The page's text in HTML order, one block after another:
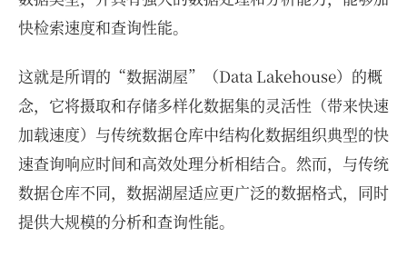
快检索速度和查询性能。
这就是所谓的“数据湖屋”（Data Lakehouse）的概
念，它将摄取和存储多样化数据集的灵活性（带来快速
加载速度）与传统数据仓库中结构化数据组织典型的快
速查询响应时间和高效处理分析相结合。然而，与传统
数据仓库不同，数据湖屋适应更广泛的数据格式，同时
提供大规模的分析和查询性能。